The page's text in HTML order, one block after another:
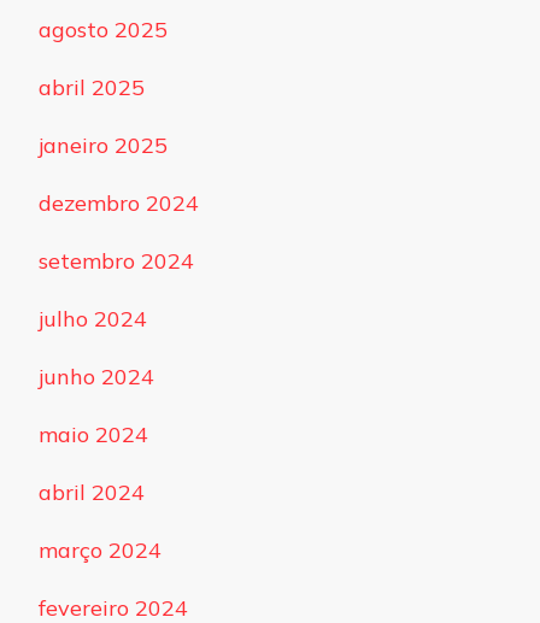
agosto 2025
abril 2025
janeiro 2025
dezembro 2024
setembro 2024
julho 2024
junho 2024
maio 2024
abril 2024
março 2024
fevereiro 2024